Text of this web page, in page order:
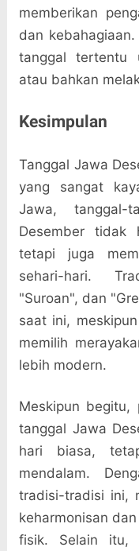
memberikan
dan
tanggal tertentu
atau bahkan
Kesimpulan
Tanggal Jawa
yang sangat
Jawa, tanggal-
Desember tidak
tetapi juga
sehari-hari.
"Suroan", dan
saat ini,
memilih
lebih modern.
Meskipun begitu,
tanggal Jawa
hari biasa,
mendalam.
tradisi-tradisi ini,
keharmonisan
fisik. Selain itu,